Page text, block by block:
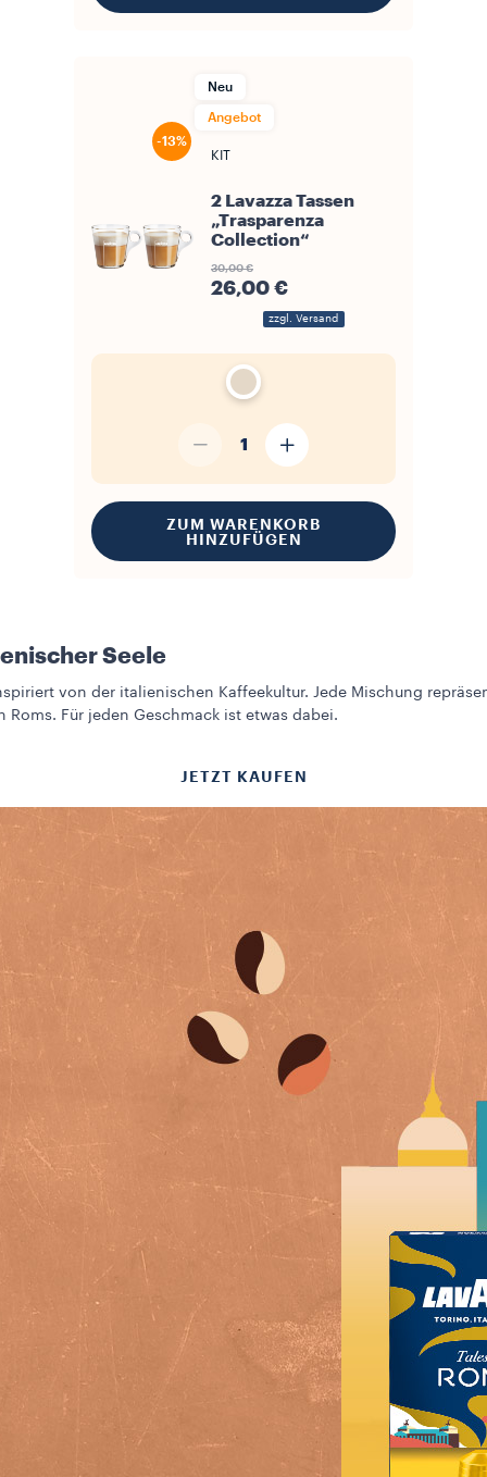
Neu
Angebot
-13%
KIT
2 Lavazza Tassen
„Trasparenza
Collection“
30,00 €
26,00 €
zzgl. Versand
1
ZUM WARENKORB
HINZUFÜGEN
Seele
von der italienischen Kaffeekultur. Jede Mischung
Für jeden Geschmack ist etwas dabei.
JETZT KAUFEN